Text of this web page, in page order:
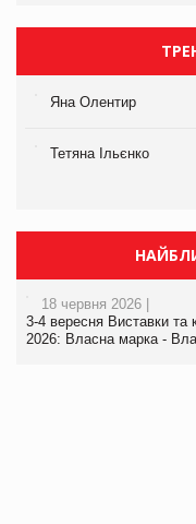
Яна Олентир
Тетяна Ільєнко
18 червня 2026 |
3-4 вересня Виставки та
2026: Власна марка -